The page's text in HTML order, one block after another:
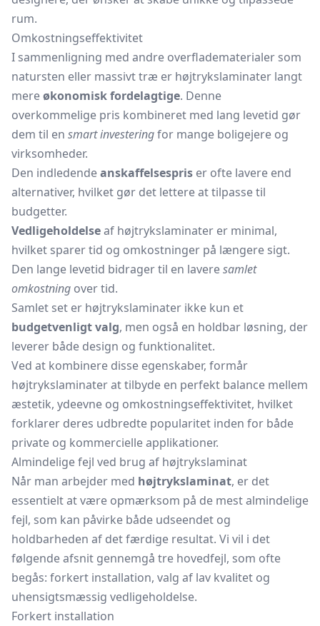
rum.
Omkostningseffektivitet
I sammenligning med andre overfladematerialer som
natursten eller massivt træ er højtrykslaminater langt
mereøkonomisk fordelagtige. Denne
overkommelige pris kombineret med lang levetid gør
dem til en smart investeringfor mange boligejere og
virksomheder.
Den indledendeanskaffelsespris er ofte lavere end
alternativer, hvilket gør det lettere at tilpasse til
budgetter.
Vedligeholdelseaf højtrykslaminater er minimal,
hvilket sparer tid og omkostninger på længere sigt.
Den lange levetid bidrager til en laveresamlet
omkostning over tid.
Samlet set er højtrykslaminater ikke kun et
budgetvenligt valg, men også en holdbar løsning, der
leverer både design og funktionalitet.
Ved at kombinere disse egenskaber, formår
højtrykslaminater at tilbyde en perfekt balance mellem
æstetik, ydeevne og omkostningseffektivitet, hvilket
forklarer deres udbredte popularitet inden for både
private og kommercielle applikationer.
Almindelige fejl ved brug af højtrykslaminat
Når man arbejder med højtrykslaminat, er det
essentielt at være opmærksom på de mest almindelige
fejl, som kan påvirke både udseendet og
holdbarheden af det færdige resultat. Vi vil i det
følgende afsnit gennemgå tre hovedfejl, som ofte
begås: forkert installation, valg af lav kvalitet og
uhensigtsmæssig vedligeholdelse.
Forkert installation